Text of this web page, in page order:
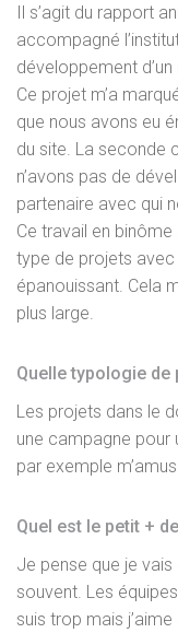
Il s’agit du rapport
accompagné
développement
Ce projet m’a
que nous avons eu
du site. La seconde
n’avons pas de
partenaire avec qui
Ce travail en
type de projets
épanouissant. Cela
plus large.
Quelle typologie
Les projets dans le
une campagne pour
par exemple
Quel est le petit +
Je pense que je
souvent. Les
suis trop mais